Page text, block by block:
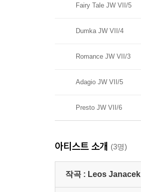
Fairy Tale JW VII/5
Dumka JW VII/4
Romance JW VII/3
Adagio JW VII/5
Presto JW VII/6
아티스트 소개 (3명)
작곡 : Leos Janacek